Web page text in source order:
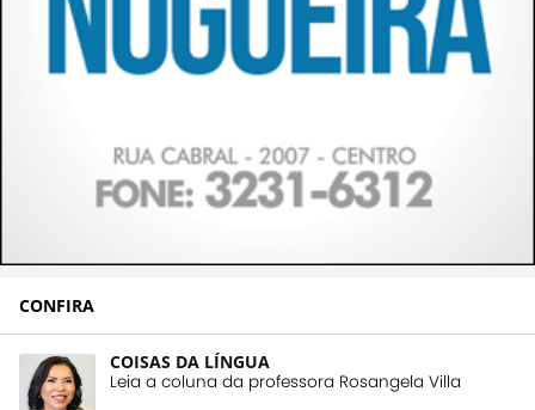
CONFIRA
COISAS DA LÍNGUA
Leia a coluna da professora Rosangela Villa